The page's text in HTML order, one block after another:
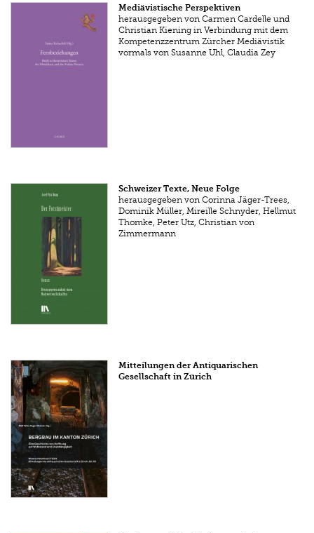
Mediävistische Perspektiven
herausgegeben von Carmen Cardelle und
Christian Kiening in Verbindung mit dem
Kompetenzzentrum Zürcher Mediävistik
vormals von Susanne Uhl, Claudia Zey
Schweizer Texte, Neue Folge
herausgegeben von Corinna Jäger-Trees,
Dominik Müller, Mireille Schnyder, Hellmut
Thomke, Peter Utz, Christian von
Zimmermann
Mitteilungen der Antiquarischen
Gesellschaft in Zürich